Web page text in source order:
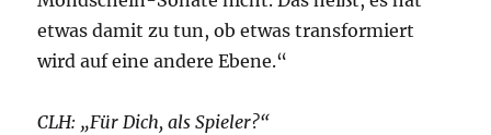
etwas damit zu tun, ob etwas transformiert
wird auf eine andere Ebene.“
CLH: „Für Dich, als Spieler?“